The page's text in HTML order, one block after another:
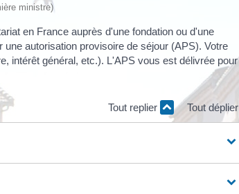
ministre)
en France auprès d'une fondation ou d'une
autorisation provisoire de séjour (APS). Votre
intérêt général, etc.). L'APS vous est délivrée pour
Tout replier Tout déplier